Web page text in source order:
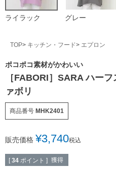
ライラック グレー
TOP キッチン・フード エプロン
ポコポコ素材がかわいい
［FABORI］SARA ハー
ァボリ
商品番号 MHK2401
販売価格 ¥3,740税込
[ 34 ポイント ] 獲得